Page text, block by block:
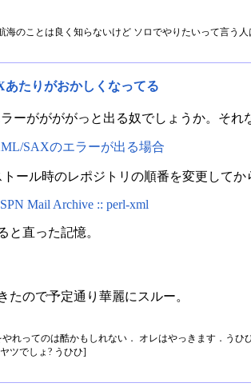
海のことは良く知らないけど ソロでやりたいって言う
たりがおかしくなってる
ーががががっと出る奴でしょうか。それ
SAXのエラーが出る場合
ール時のレポジトリの順番を変更して
Mail Archive :: perl-xml
と直った記憶。
たので予定通り華麗にスルー。
れってのは酷かもしれない． オレはやっきます．うひひ
ツでしょ? うひひ]